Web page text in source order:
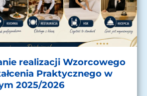
realizacji Wzorcowego
Praktycznego w
2025/2026